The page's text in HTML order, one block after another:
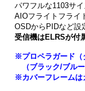
パワフルな1103サ
AIOフライトフライ
OSDからPIDなど設
受信機はELRSが付
※プロペラガード（
（ブラック/ブルー
※カバーフレームは